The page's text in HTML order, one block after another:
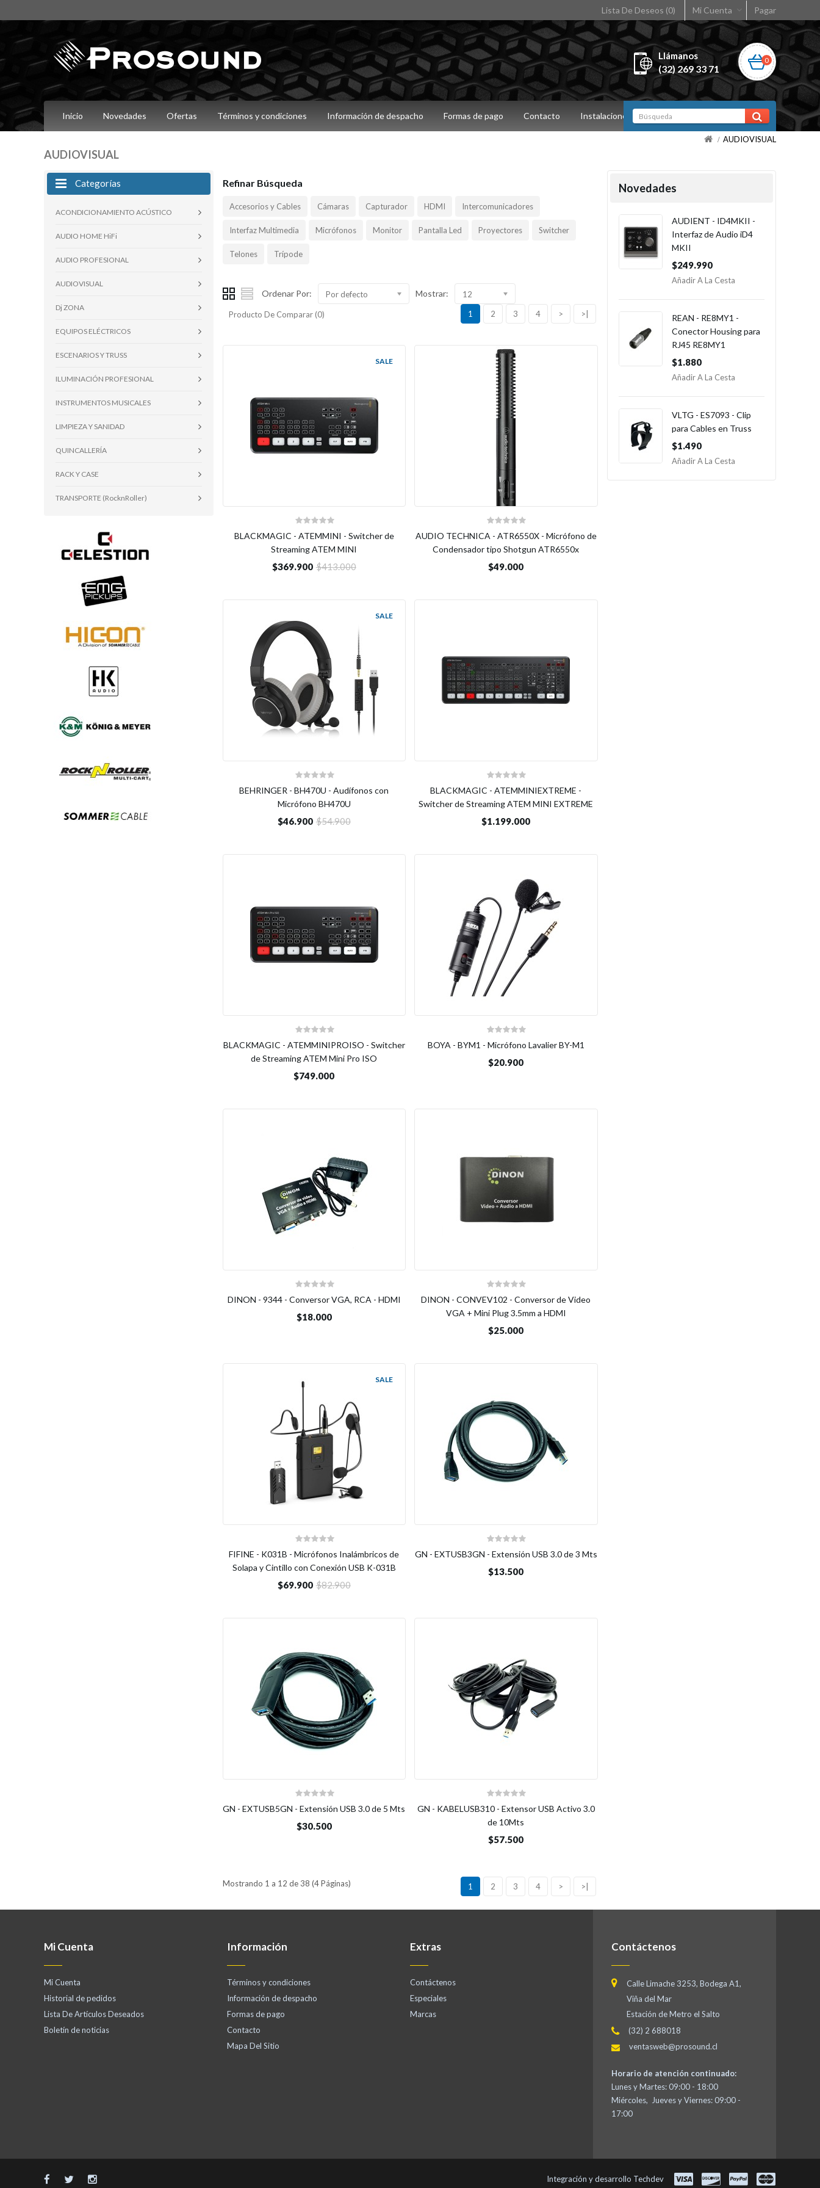
Lista De Deseos (0) Mi Cuenta Pagar
Llámanos
(32) 269 33 71
0
Inicio Novedades Ofertas Términos y condiciones Información de despacho Formas de pago Contacto Instalaciones
AUDIOVISUAL
AUDIOVISUAL
Categorías
ACONDICIONAMIENTO ACÚSTICO
AUDIO HOME HiFi
AUDIO PROFESIONAL
AUDIOVISUAL
Dj ZONA
EQUIPOS ELÉCTRICOS
ESCENARIOS Y TRUSS
ILUMINACIÓN PROFESIONAL
INSTRUMENTOS MUSICALES
LIMPIEZA Y SANIDAD
QUINCALLERÍA
RACK Y CASE
TRANSPORTE (RocknRoller)
Refinar Búsqueda
Accesorios y Cables Cámaras Capturador HDMI Intercomunicadores
Interfaz Multimedia Micrófonos Monitor Pantalla Led Proyectores Switcher
Telones Trípode
Ordenar Por: Por defecto Mostrar: 12
Producto De Comparar (0) 1 2 3 4 > >|
SALE
BLACKMAGIC - ATEMMINI - Switcher de
Streaming ATEM MINI
$369.900 $413.000
AUDIO TECHNICA - ATR6550X - Micrófono de
Condensador tipo Shotgun ATR6550x
$49.000
SALE
BEHRINGER - BH470U - Audífonos con
Micrófono BH470U
$46.900 $54.900
BLACKMAGIC - ATEMMINIEXTREME -
Switcher de Streaming ATEM MINI EXTREME
$1.199.000
BLACKMAGIC - ATEMMINIPROISO - Switcher
de Streaming ATEM Mini Pro ISO
$749.000
BOYA - BYM1 - Micrófono Lavalier BY-M1
$20.900
DINON - 9344 - Conversor VGA, RCA - HDMI
$18.000
DINON - CONVEV102 - Conversor de Video
VGA + Mini Plug 3.5mm a HDMI
$25.000
SALE
FIFINE - K031B - Micrófonos Inalámbricos de
Solapa y Cintillo con Conexión USB K-031B
$69.900 $82.900
GN - EXTUSB3GN - Extensión USB 3.0 de 3 Mts
$13.500
GN - EXTUSB5GN - Extensión USB 3.0 de 5 Mts
$30.500
GN - KABELUSB310 - Extensor USB Activo 3.0
de 10Mts
$57.500
1 2 3 4 > >|
Mostrando 1 a 12 de 38 (4 Páginas)
Novedades
AUDIENT - ID4MKII -
Interfaz de Audio iD4
MKII
$249.990
Añadir A La Cesta
REAN - RE8MY1 -
Conector Housing para
RJ45 RE8MY1
$1.880
Añadir A La Cesta
VLTG - ES7093 - Clip
para Cables en Truss
$1.490
Añadir A La Cesta
Mi Cuenta
Mi Cuenta
Historial de pedidos
Lista De Artículos Deseados
Boletín de noticias
Información
Términos y condiciones
Información de despacho
Formas de pago
Contacto
Mapa Del Sitio
Extras
Contáctenos
Especiales
Marcas
Contáctenos
Calle Limache 3253, Bodega A1,
Viña del Mar
Estación de Metro el Salto
(32) 2 688018
ventasweb@prosound.cl
Horario de atención continuado:
Lunes y Martes: 09:00 - 18:00
Miércoles, Jueves y Viernes: 09:00 -
17:00
Integración y desarrollo Techdev